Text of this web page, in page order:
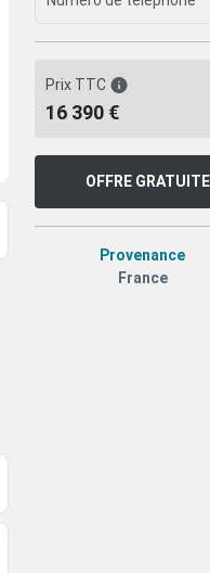
Prix TTC
16 390 €
OFFRE GRATUITE
Provenance
France